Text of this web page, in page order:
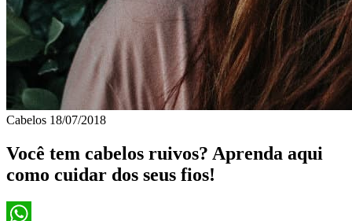
Cabelos 18/07/2018
Você tem cabelos ruivos? Aprenda aqui
como cuidar dos seus fios!